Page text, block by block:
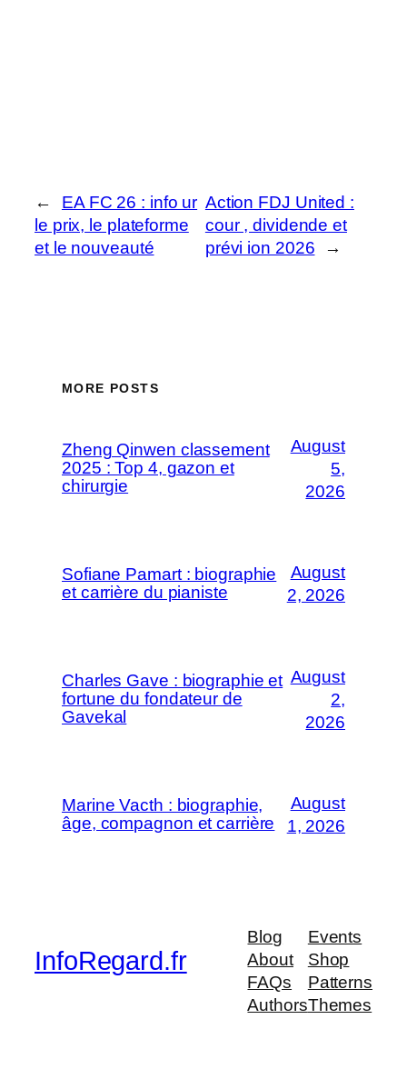
←
EA FC 26 : info ur
le prix, le plateforme
et le nouveauté
Action FDJ United :
cour , dividende et
prévi ion 2026
→
MORE POSTS
Zheng Qinwen classement
2025 : Top 4, gazon et
chirurgie
August
5,
2026
Sofiane Pamart : biographie
et carrière du pianiste
August
2, 2026
Charles Gave : biographie et
fortune du fondateur de
Gavekal
August
2,
2026
Marine Vacth : biographie,
âge, compagnon et carrière
August
1, 2026
InfoRegard.fr
Blog
About
FAQs
Authors
Events
Shop
Patterns
Themes